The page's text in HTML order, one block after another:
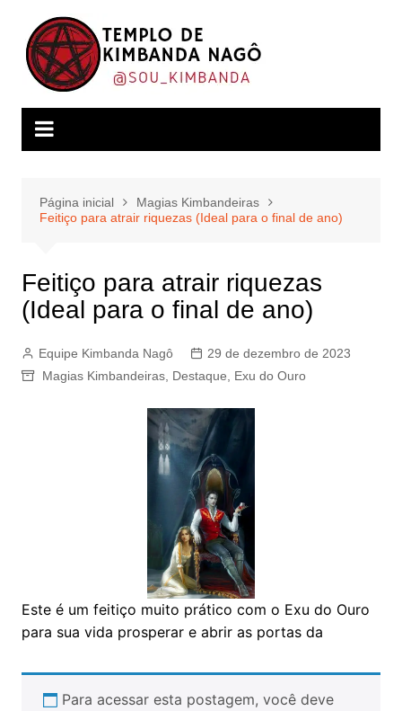
conteúdo
Página inicial
Magias Kimbandeiras
Feitiço para atrair riquezas (Ideal para o final de ano)
Feitiço para atrair riquezas
(Ideal para o final de ano)
Equipe Kimbanda Nagô
29 de dezembro de 2023
Magias Kimbandeiras, Destaque Exu do Ouro
Este é um feitiço muito prático com o Exu do Ouro
para sua vida prosperar e abrir as portas da
Para acessar esta postagem, você deve